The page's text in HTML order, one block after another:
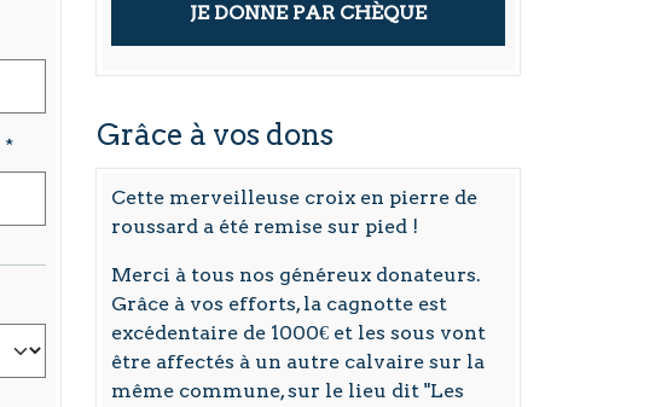
JE DONNE PAR CHÈQUE
Grâce à vos dons
Cette merveilleuse croix en pierre de
roussard a été remise sur pied !
Merci à tous nos généreux donateurs.
Grâce à vos efforts, la cagnotte est
excédentaire de 1000€ et les sous vont
être affectés à un autre calvaire sur la
même commune, sur le lieu dit "Les